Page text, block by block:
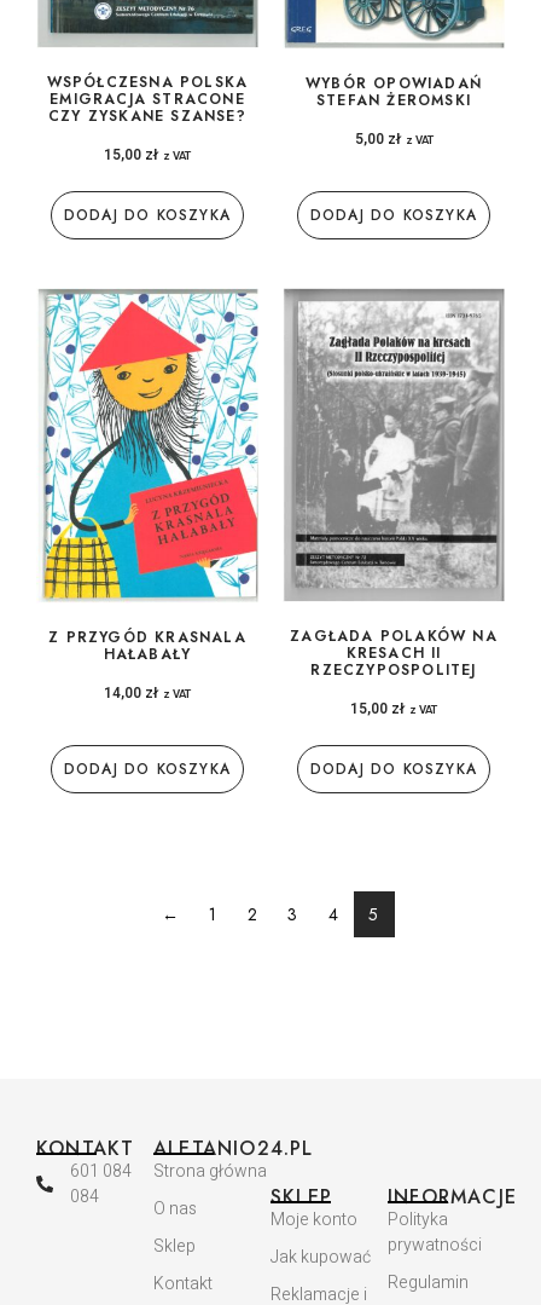
WSPÓŁCZESNA POLSKA
EMIGRACJA STRACONE
CZY ZYSKANE SZANSE?
15,00 zł z VAT
DODAJ DO KOSZYKA
WYBÓR OPOWIADAŃ
STEFAN ŻEROMSKI
5,00 zł z VAT
DODAJ DO KOSZYKA
Z PRZYGÓD KRASNALA
HAŁABAŁY
14,00 zł z VAT
DODAJ DO KOSZYKA
ZAGŁADA POLAKÓW NA
KRESACH II
RZECZYPOSPOLITEJ
15,00 zł z VAT
DODAJ DO KOSZYKA
← 1 2 3 4 5
KONTAKT
601 084
084
ALETANIO24.PL
Strona główna
O nas
Sklep
Kontakt
SKLEP
Moje konto
Jak kupować
Reklamacje i
INFORMACJE
Polityka
prywatności
Regulamin